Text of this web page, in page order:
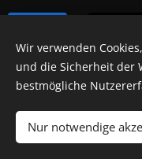
Wir verwenden
und die Sicherheit der
bestmögliche
Nur notwendige